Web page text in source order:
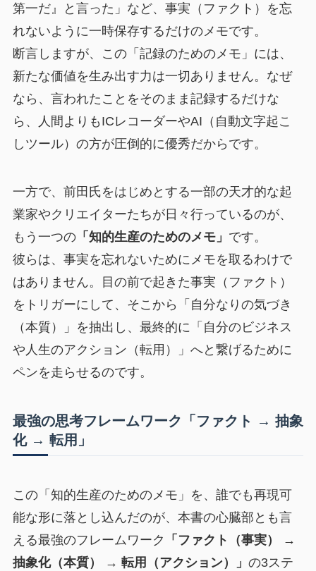
第一だ』と言った」など、事実（ファクト）を忘
れないように一時保存するだけのメモです。
断言しますが、この「記録のためのメモ」には、
新たな価値を生み出す力は一切ありません。なぜ
なら、言われたことをそのまま記録するだけな
ら、人間よりもICレコーダーやAI（自動文字起こ
しツール）の方が圧倒的に優秀だからです。
一方で、前田氏をはじめとする一部の天才的な起
業家やクリエイターたちが日々行っているのが、
もう一つの「知的生産のためのメモ」 です。
彼らは、事実を忘れないためにメモを取るわけで
はありません。目の前で起きた事実（ファクト）
をトリガーにして、そこから「自分なりの気づき
（本質）」を抽出し、最終的に「自分のビジネス
や人生のアクション（転用）」へと繋げるために
ペンを走らせるのです。
最強の思考フレームワーク「ファクト → 抽象
化 → 転用」
この「知的生産のためのメモ」を、誰でも再現可
能な形に落とし込んだのが、本書の心臓部とも言
える最強のフレームワーク
「ファクト（事実） →
抽象化（本質） → 転用（アクション）」 の3ステ